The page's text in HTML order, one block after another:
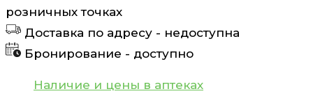
для
наружного
применения
розничных точках
Доставка по адресу - недоступна
Бронирование - доступно
Наличие и цены в аптеках